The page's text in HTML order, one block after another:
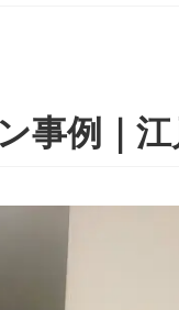
事例｜